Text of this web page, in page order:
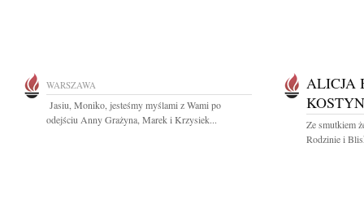
WARSZAWA
Jasiu, Moniko, jesteśmy myślami z Wami po
odejściu Anny Grażyna, Marek i Krzysiek...
ALICJA
Ze smutkiem
Rodzinie i